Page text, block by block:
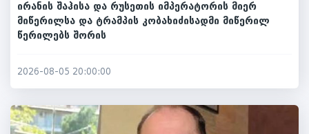
ირანის შაჰისა და რუსეთის იმპერატორის მიერ
მიწერილსა და ტრამპის კობახიძისადმი მიწერილ
წერილებს შორის
2026-08-05 20:00:00